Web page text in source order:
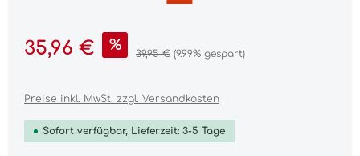
Verkaufspreis:
35,96 € % Regulärer Preis:
39,95 € (9.99% gespart)
Preise inkl. MwSt. zzgl. Versandkosten
Sofort verfügbar, Lieferzeit: 3-5 Tage